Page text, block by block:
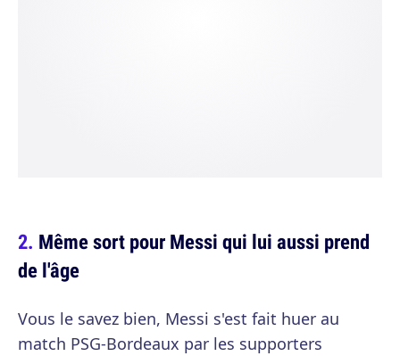
Même sort pour Messi qui lui aussi prend
de l'âge
Vous le savez bien, Messi s'est fait huer au
match PSG-Bordeaux par les supporters